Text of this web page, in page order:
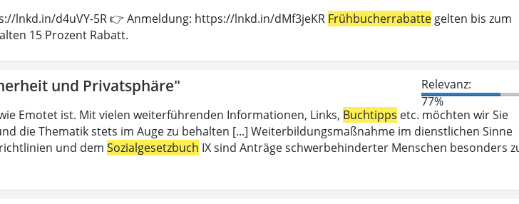
lnkd.in/d4uVY-5R 👉 Anmeldung: https://lnkd.in/dMf3jeKR Frühbucherrabatte gelten bis zum
15 Prozent Rabatt.
und Privatsphäre"
Relevanz:
77%
Emotet ist. Mit vielen weiterführenden Informationen, Links, Buchtipps etc. möchten wir Sie
die Thematik stets im Auge zu behalten [...] Weiterbildungsmaßnahme im dienstlichen Sinne
und dem Sozialgesetzbuch IX sind Anträge schwerbehinderter Menschen besonders